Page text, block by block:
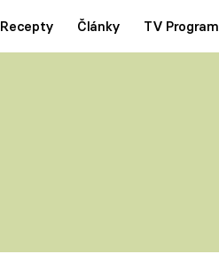
Recepty Články TV Program